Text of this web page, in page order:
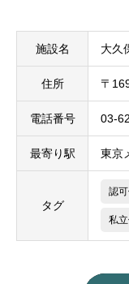
施設名 大久
住所 〒
電話番号 03-
最寄り駅 東京
タグ
認
私